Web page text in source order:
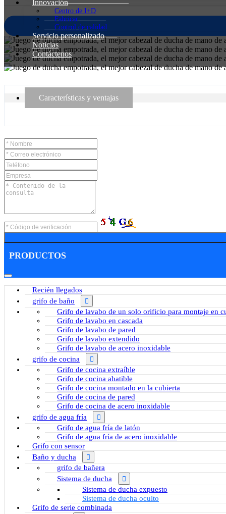
Innovación
Centro de I+D
Fabricar
Control de calidad
Servicio personalizado
Noticias
Contáctenos
Características y ventajas
PRODUCTOS
Recién llegados
grifo de baño
Grifo de lavabo de un solo orificio para montaje en
Grifo de lavabo en cascada
Grifo de lavabo de pared
Grifo de lavabo extendido
Grifo de lavabo de acero inoxidable
grifo de cocina
Grifo de cocina extraíble
Grifo de cocina abatible
Grifo de cocina montado en la cubierta
Grifo de cocina de pared
Grifo de cocina de acero inoxidable
grifo de agua fría
Grifo de agua fría de latón
Grifo de agua fría de acero inoxidable
Grifo con sensor
Baño y ducha
grifo de bañera
Sistema de ducha
Sistema de ducha expuesto
Sistema de ducha oculto
Grifo de serie combinada